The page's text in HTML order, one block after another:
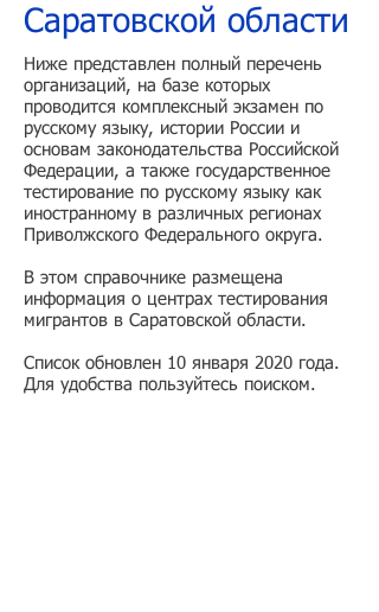
Саратовской области
Ниже представлен полный перечень
организаций, на базе которых
проводится комплексный экзамен по
русскому языку, истории России и
основам законодательства Российской
Федерации, а также государственное
тестирование по русскому языку как
иностранному в различных регионах
Приволжского Федерального округа.
В этом справочнике размещена
информация о центрах тестирования
мигрантов в Саратовской области.
Список обновлен 10 января 2020 года.
Для удобства пользуйтесь поиском.